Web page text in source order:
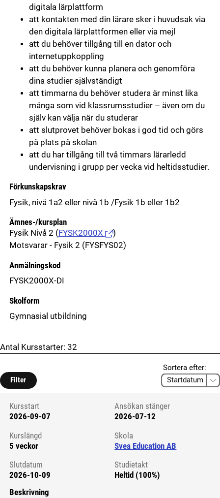
digitala lärplattform
att kontakten med din lärare sker i huvudsak via
den digitala lärplattformen eller via mejl
att du behöver tillgång till en dator och
internetuppkoppling
att du behöver kunna planera och genomföra
dina studier självständigt
att timmarna du behöver studera är minst lika
många som vid klassrumsstudier – även om du
själv kan välja när du studerar
att slutprovet behöver bokas i god tid och görs
på plats på skolan
att du har tillgång till två timmars lärarledd
undervisning i grupp per vecka vid heltidsstudier.
Förkunskapskrav
Fysik, nivå 1a2 eller nivå 1b /Fysik 1b eller 1b2
Ämnes-/kursplan
Fysik Nivå 2 ( FYSK2000X
)
Motsvarar - Fysik 2 (FYSFYS02)
Anmälningskod
FYSK2000X-DI
Skolform
Gymnasial utbildning
Antal Kursstarter: 32
Filter
Sortera efter:
Kursstart 6228710
Kursstart
2026-09-07
Ansökan stänger
2026-07-12
Kurslängd
5 veckor
Skola
Svea Education AB
Slutdatum
2026-10-09
Studietakt
Heltid (100%)
Beskrivning